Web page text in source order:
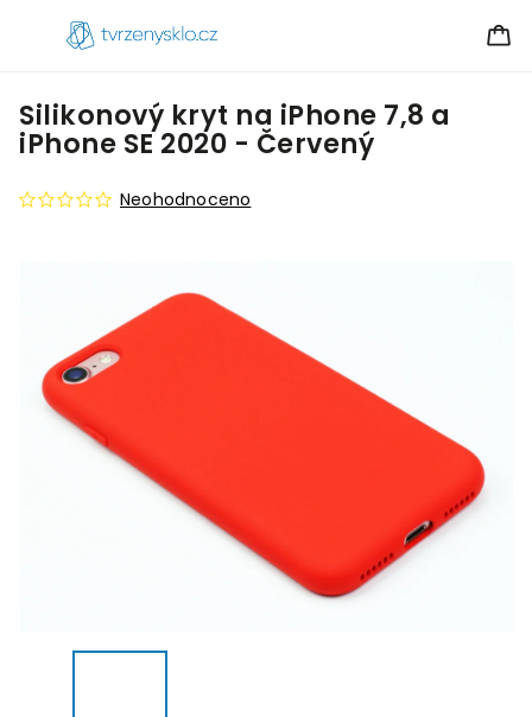
Silikonový kryt na iPhone 7,8 a
iPhone SE 2020 - Červený
Neohodnoceno